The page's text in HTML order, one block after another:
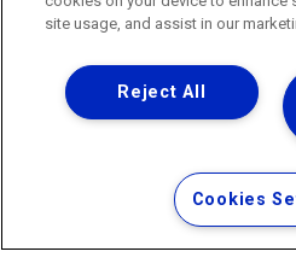
·http://
Uma empresa
Copyright ® 2026
Termos Gerais de Uso
Política de Privacidade e
site usage, and assist in our
Reject All
Cookies